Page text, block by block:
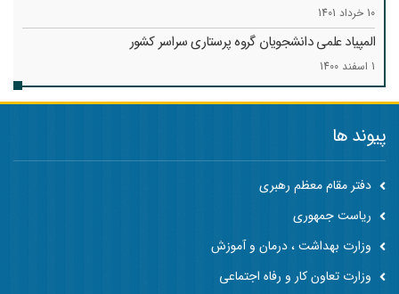
10 خرداد 1401
المپیاد علمی دانشجویان گروه پرستاری سراسر کشور
1 اسفند 1400
پیوند ها
دفتر مقام معظم رهبری
ریاست جمهوری
وزارت بهداشت ، درمان و آموزش
وزارت تعاون کار و رفاه اجتماعی